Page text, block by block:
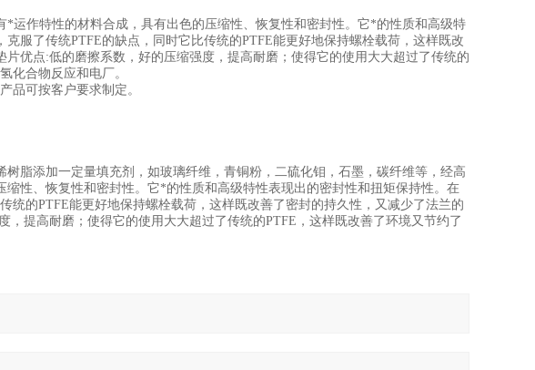
作特性的材料合成，具有出色的压缩性、恢复性和密封性。它*的性质和高级特
服了传统PTFE的缺点，同时它比传统的PTFE能更好地保持螺栓载荷，这样既改
优点:低的磨擦系数，好的压缩强度，提高耐磨；使得它的使用大大超过了传统的
化合物反应和电厂。
可按客户要求制定。
脂添加一定量填充剂，如玻璃纤维，青铜粉，二硫化钼，石墨，碳纤维等，经高
性、恢复性和密封性。它*的性质和高级特性表现出的密封性和扭矩保持性。在
统的PTFE能更好地保持螺栓载荷，这样既改善了密封的持久性，又减少了法兰的
提高耐磨；使得它的使用大大超过了传统的PTFE，这样既改善了环境又节约了